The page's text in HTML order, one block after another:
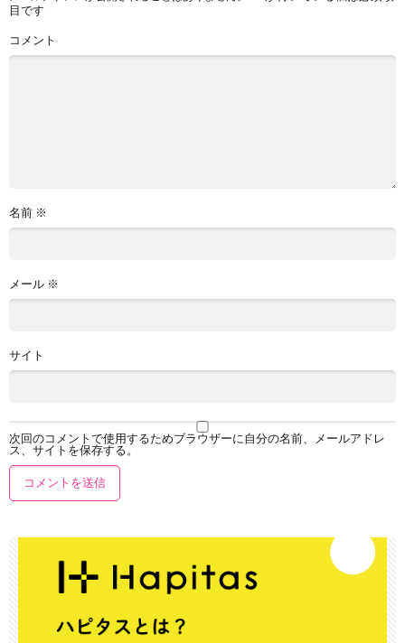
目です
コメント
名前 ※
メール ※
サイト
次回のコメントで使用するためブラウザーに自分の名前、メールアドレ
ス、サイトを保存する。